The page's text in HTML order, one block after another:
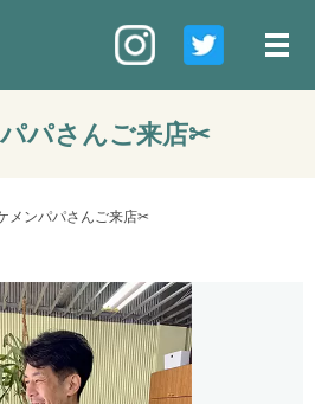
パさんご来店✂︎
メンパパさんご来店✂︎